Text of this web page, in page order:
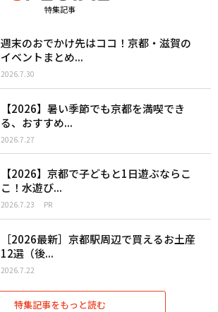
特集記事
週末のおでかけ先はココ！京都・滋賀の
イベントまとめ...
2026.7.30
【2026】暑い季節でも京都を満喫でき
る、おすすめ...
2026.7.27
【2026】京都で子どもと1日遊ぶならこ
こ！水遊び...
2026.7.23 PR
［2026最新］京都駅周辺で買えるお土産
12選（後...
2026.7.22
特集記事をもっと読む